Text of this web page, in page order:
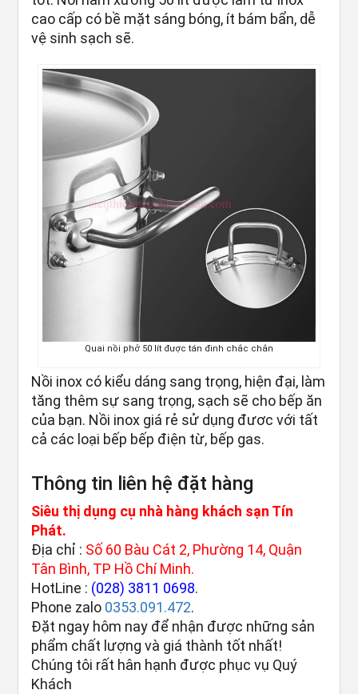
cao cấp có bề mặt sáng bóng, ít bám bẩn, dễ
vệ sinh sạch sẽ.
Quai nồi phở 50 lít được tán đinh chắc chắn
Nồi inox có kiểu dáng sang trọng, hiện đại, làm
tăng thêm sự sang trọng, sạch sẽ cho bếp ăn
của bạn. Nồi inox giá rẻ sử dụng đươc với tất
cả các loại bếp bếp điện từ, bếp gas.
Thông tin liên hệ đặt hàng
Siêu thị dụng cụ nhà hàng khách sạn Tín
Phát.
Địa chỉ : Số 60 Bàu Cát 2, Phường 14, Quận
Tân Bình, TP Hồ Chí Minh.
HotLine : (028) 3811 0698.
Phone zalo 0353.091.472.
Đặt ngay hôm nay để nhận được những sản
phẩm chất lượng và giá thành tốt nhất!
Chúng tôi rất hân hạnh được phục vụ Quý
Khách